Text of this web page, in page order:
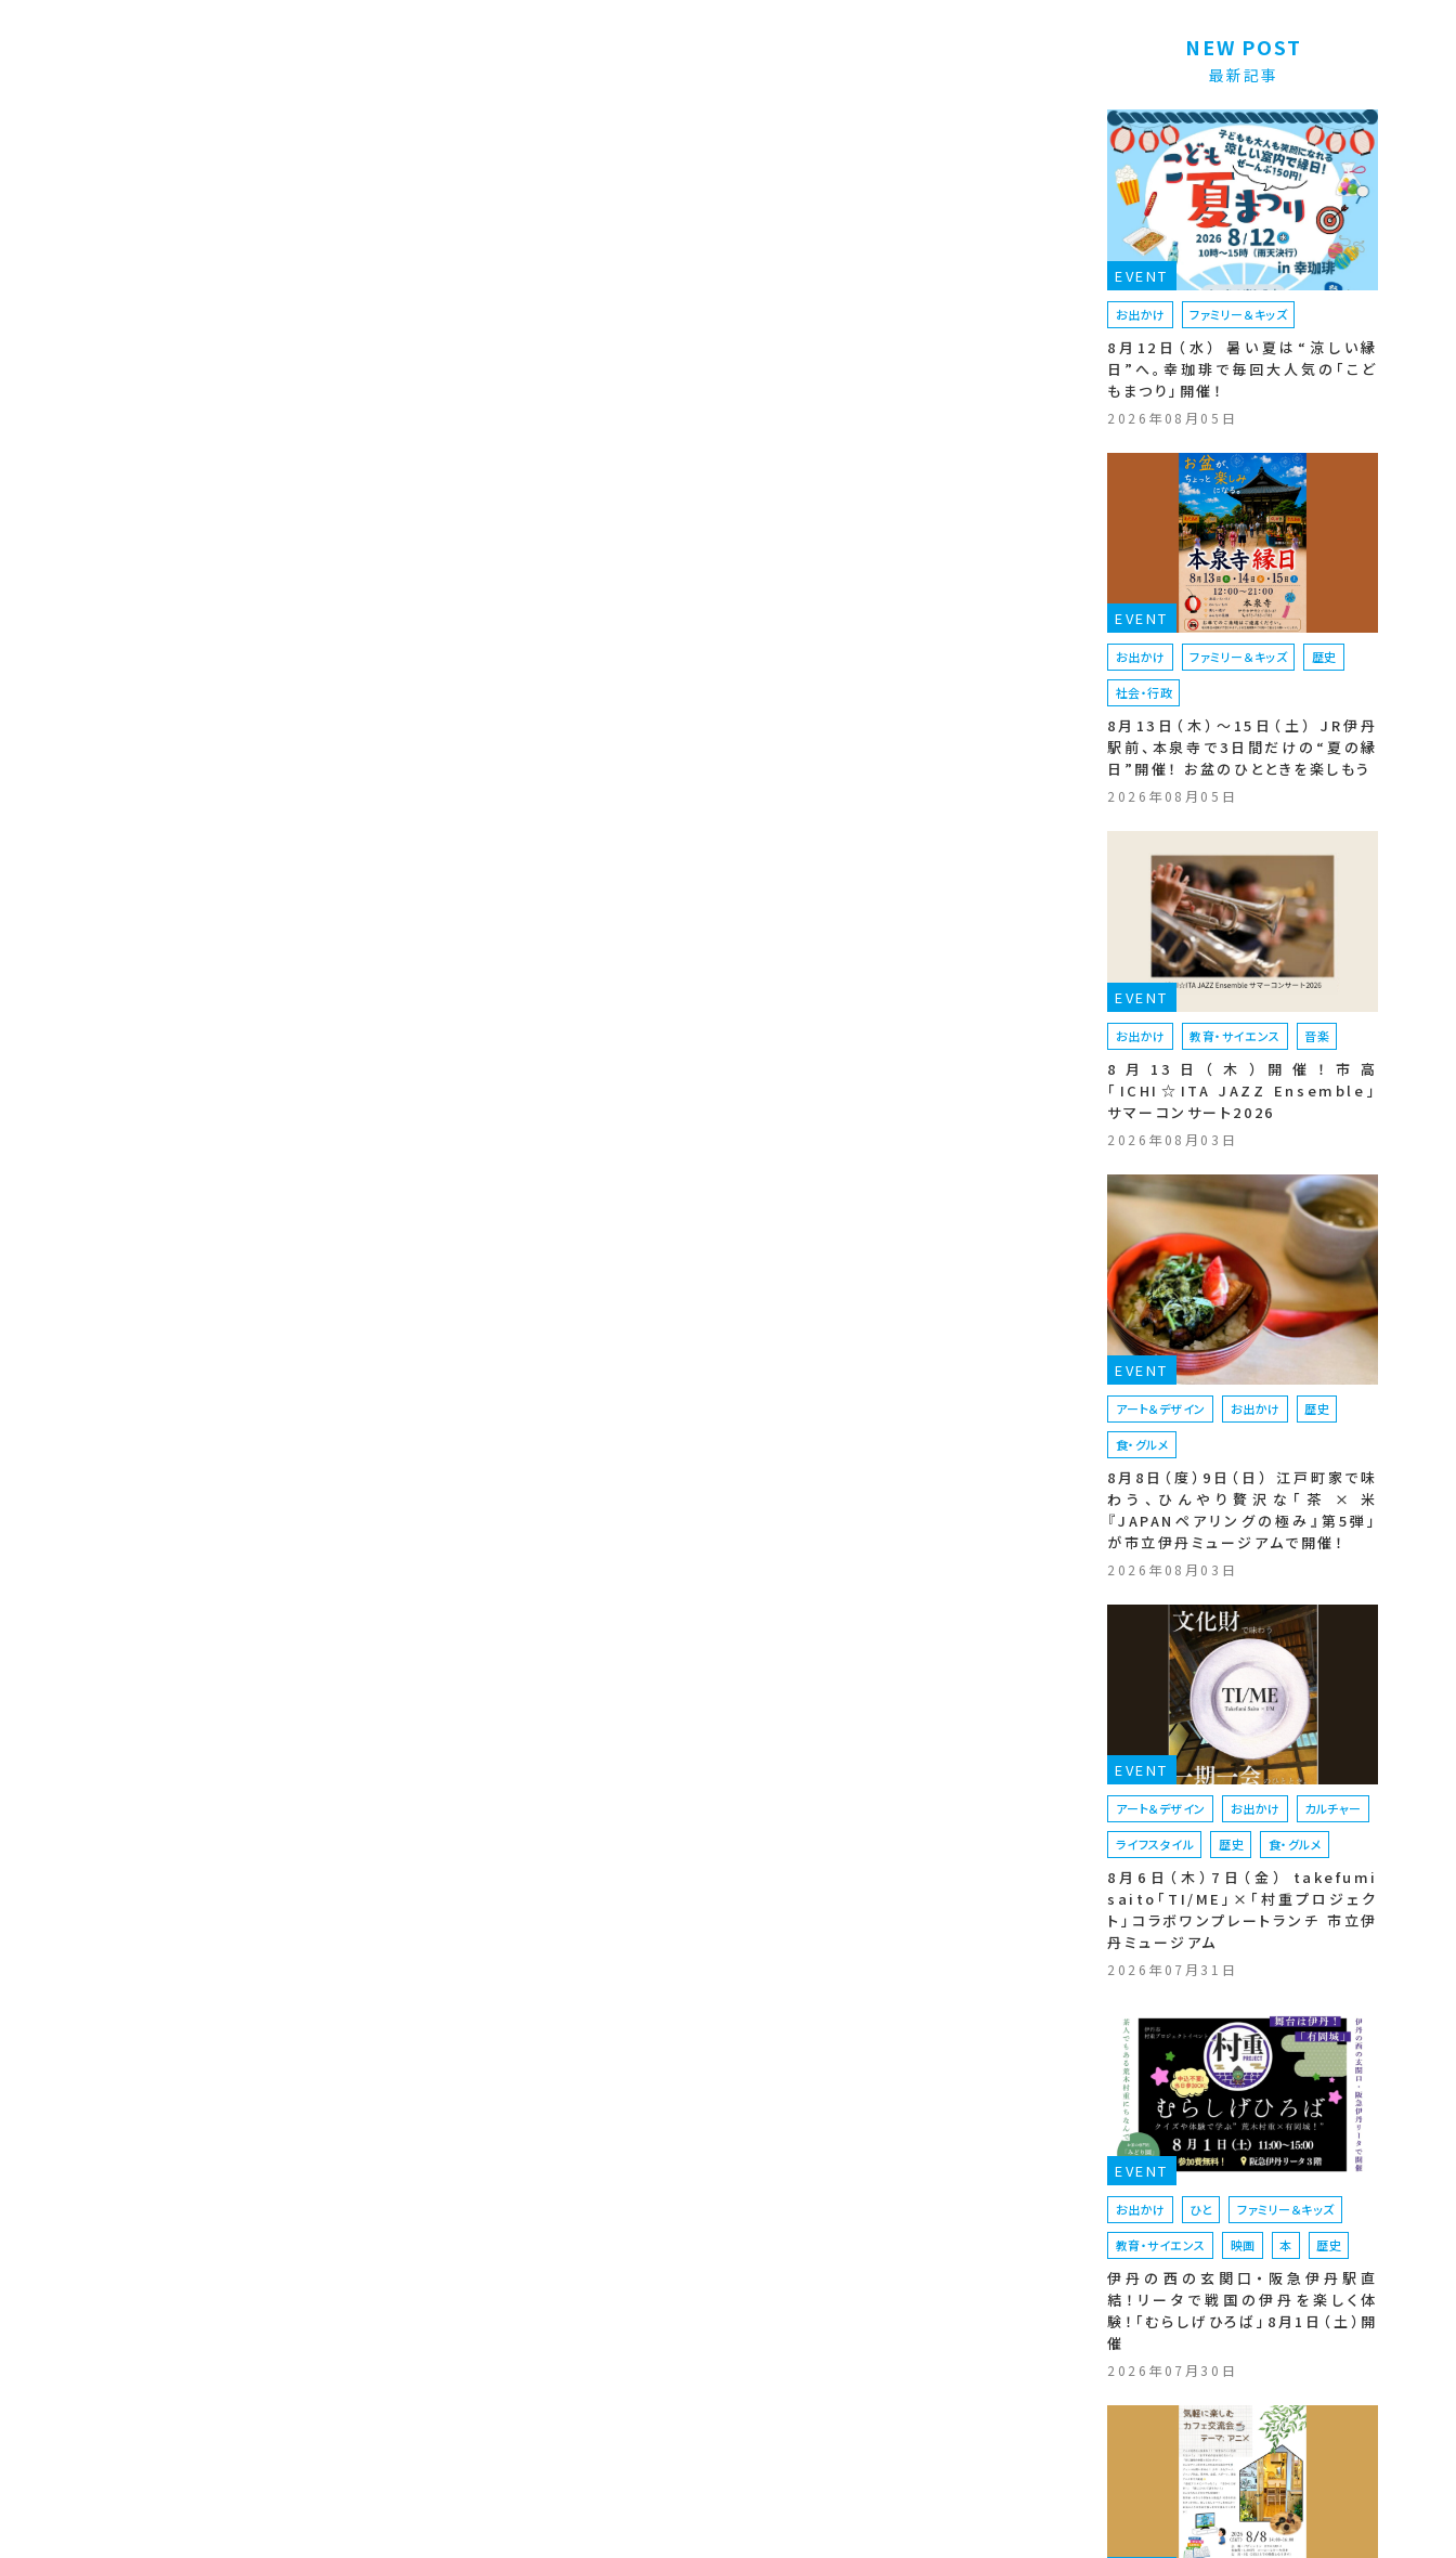
NEW POST
最新記事
EVENT
お出かけ ファミリー＆キッズ
8月12日（水） 暑い夏は“涼しい縁
日”へ。幸珈琲で毎回大人気の「こど
もまつり」開催！
2026年08月05日
EVENT
お出かけ ファミリー＆キッズ 歴史
社会・行政
8月13日（木）〜15日（土） JR伊丹
駅前、本泉寺で3日間だけの“夏の縁
日”開催！ お盆のひとときを楽しもう
2026年08月05日
EVENT
お出かけ 教育・サイエンス 音楽
8月13日（木）開催！市高
「ICHI☆ITA JAZZ Ensemble」
サマーコンサート2026
2026年08月03日
EVENT
アート＆デザイン お出かけ 歴史
食・グルメ
8月8日（度）9日（日） 江戸町家で味
わう、ひんやり贅沢な「茶 × 米
『JAPANペアリングの極み』第5弾」
が市立伊丹ミュージアムで開催！
2026年08月03日
EVENT
アート＆デザイン お出かけ カルチャー
ライフスタイル 歴史 食・グルメ
8月6日（木）7日（金） takefumi
saito「TI/ME」×「村重プロジェク
ト」コラボワンプレートランチ 市立伊
丹ミュージアム
2026年07月31日
EVENT
お出かけ ひと ファミリー＆キッズ
教育・サイエンス 映画 本 歴史
伊丹の西の玄関口・阪急伊丹駅直
結！リータで戦国の伊丹を楽しく体
験！「むらしげひろば」8月1日（土）開
催
2026年07月30日